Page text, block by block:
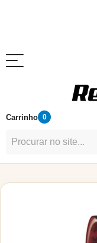
Carrinho 0